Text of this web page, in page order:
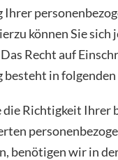
können Sie sich
Recht auf
besteht in folgenden
die Richtigkeit Ihrer
benötigen wir in